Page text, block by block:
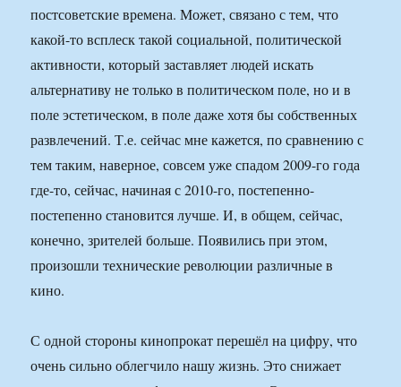
постсоветские времена. Может, связано с тем, что
какой-то всплеск такой социальной, политической
активности, который заставляет людей искать
альтернативу не только в политическом поле, но и в
поле эстетическом, в поле даже хотя бы собственных
развлечений. Т.е. сейчас мне кажется, по сравнению с
тем таким, наверное, совсем уже спадом 2009-го года
где-то, сейчас, начиная с 2010-го, постепенно-
постепенно становится лучше. И, в общем, сейчас,
конечно, зрителей больше. Появились при этом,
произошли технические революции различные в
кино.
С одной стороны кинопрокат перешёл на цифру, что
очень сильно облегчило нашу жизнь. Это снижает